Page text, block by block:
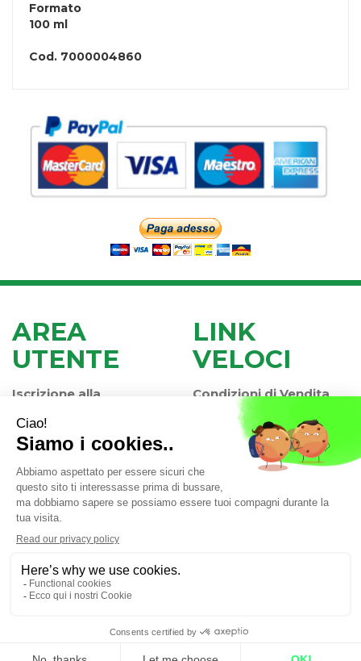
Formato
100 ml
Cod. 7000004860
AREA
UTENTE
Iscrizione alla
Newsletter
Contatti
Informativa Privacy
LINK
VELOCI
Condizioni di Vendita
Modalità di Pagamento
Modalità di Spedizione
e Ritiro
Valli di Chioggia (VE)
info@farmaciaiaccheri.it
04025840275 | Numero R.E.A.: VE-358876